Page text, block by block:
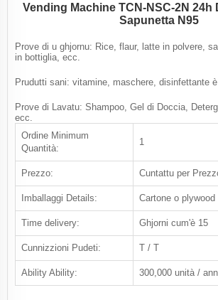
Vending Machine TCN-NSC-2N 24h
Sapunetta N95
Prove di u ghjornu: Rice, flaur, latte in polvere,
in bottiglia, ecc.
Prudutti sani: vitamine, maschere, disinfettante
Prove di Lavatu: Shampoo, Gel di Doccia,
ecc.
Ordine Minimum
Quantità:
1
Prezzo: Cuntattu per
Imballaggi Details: Cartone o plywood
Time delivery: Ghjorni cum'è 15
Cunnizzioni Pudeti: T / T
Ability Ability: 300,000 unità /